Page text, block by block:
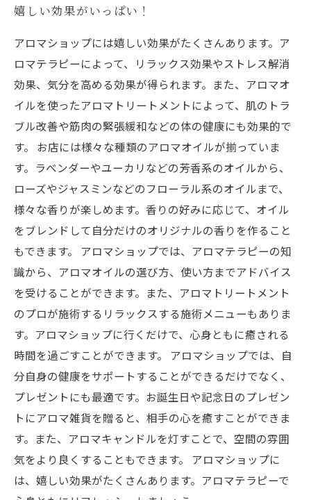
嬉しい効果がいっぱい！
アロマショップには嬉しい効果がたくさんあります。ア
ロマテラピーによって、リラックス効果やストレス解消
効果、気分を高める効果が得られます。また、アロマオ
イルを使ったアロマトリートメントによって、肌のトラ
ブル改善や筋肉の緊張緩和などの体の健康にも効果的で
す。 お店には様々な種類のアロマオイルが揃っていま
す。ラベンダーやユーカリなどの芳香系のオイルから、
ローズやジャスミンなどのフローラル系のオイルまで、
様々な香りが楽しめます。香りの好みに応じて、オイル
をブレンドして自分だけのオリジナルの香りを作ること
もできます。 アロマショップでは、アロマテラピーの知
識から、アロマオイルの選び方、使い方までアドバイス
を受けることができます。また、アロマトリートメント
のプロが施術するリラックスする施術メニューもありま
す。アロマショップに行くだけで、心身ともに癒される
時間を過ごすことができます。 アロマショップでは、自
分自身の健康をサポートすることができるだけでなく、
プレゼントにも最適です。お誕生日や記念日のプレゼン
トにアロマ雑貨を贈ると、相手の心を癒すことができま
す。また、アロマキャンドルを灯すことで、空間の雰囲
気をより良くすることもできます。 アロマショップに
は、嬉しい効果がたくさんあります。アロマテラピーで